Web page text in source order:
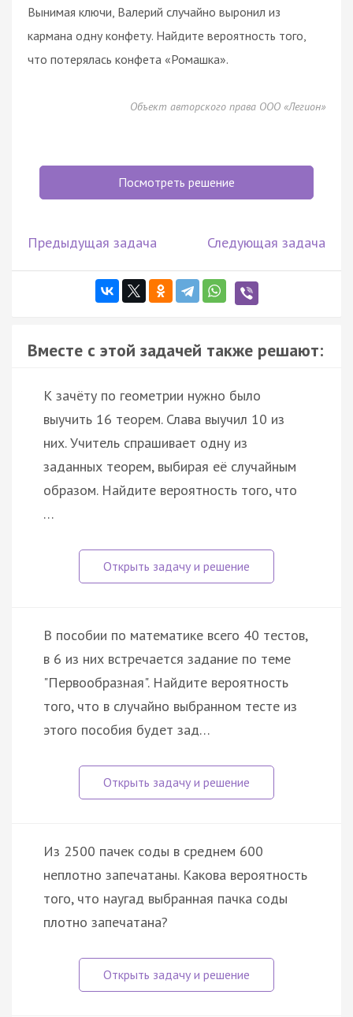
Вынимая ключи, Валерий случайно выронил из
кармана одну конфету. Найдите вероятность того,
что потерялась конфета «Ромашка».
Объект авторского права ООО «Легион»
Посмотреть решение
Предыдущая задача Следующая задача
Вместе с этой задачей также решают:
К зачёту по геометрии нужно было
выучить 16 теорем. Слава выучил 10 из
них. Учитель спрашивает одну из
заданных теорем, выбирая её случайным
образом. Найдите вероятность того, что
…
В пособии по математике всего 40 тестов,
в 6 из них встречается задание по теме
"Первообразная". Найдите вероятность
того, что в случайно выбранном тесте из
этого пособия будет зад…
Из 2500 пачек соды в среднем 600
неплотно запечатаны. Какова вероятность
того, что наугад выбранная пачка соды
плотно запечатана?